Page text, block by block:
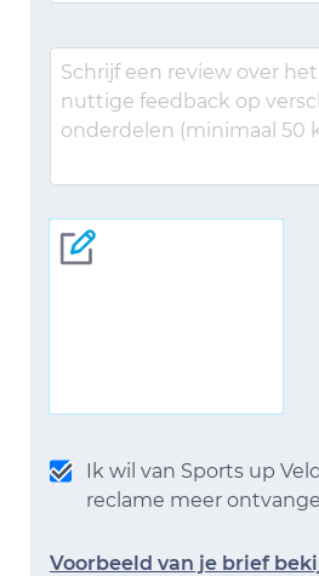
Ik wil van Sports up
reclame meer
Voorbeeld van je brief